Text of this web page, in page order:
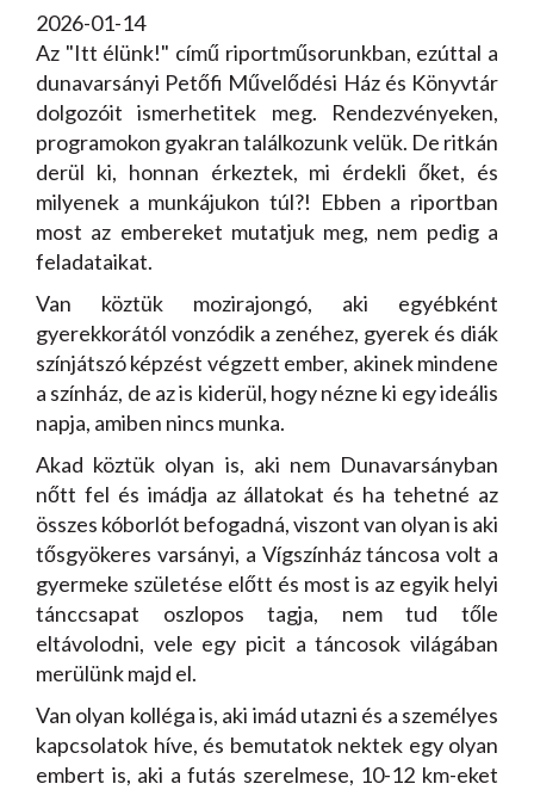
2026-01-14
Az "Itt élünk!" című riportműsorunkban, ezúttal a
dunavarsányi Petőfi Művelődési Ház és Könyvtár
dolgozóit ismerhetitek meg. Rendezvényeken,
programokon gyakran találkozunk velük. De ritkán
derül ki, honnan érkeztek, mi érdekli őket, és
milyenek a munkájukon túl?! Ebben a riportban
most az embereket mutatjuk meg, nem pedig a
feladataikat.
Van köztük mozirajongó, aki egyébként
gyerekkorától vonzódik a zenéhez, gyerek és diák
színjátszó képzést végzett ember, akinek mindene
a színház, de az is kiderül, hogy nézne ki egy ideális
napja, amiben nincs munka.
Akad köztük olyan is, aki nem Dunavarsányban
nőtt fel és imádja az állatokat és ha tehetné az
összes kóborlót befogadná, viszont van olyan is aki
tősgyökeres varsányi, a Vígszínház táncosa volt a
gyermeke születése előtt és most is az egyik helyi
tánccsapat oszlopos tagja, nem tud tőle
eltávolodni, vele egy picit a táncosok világában
merülünk majd el.
Van olyan kolléga is, aki imád utazni és a személyes
kapcsolatok híve, és bemutatok nektek egy olyan
embert is, aki a futás szerelmese, 10-12 km-eket